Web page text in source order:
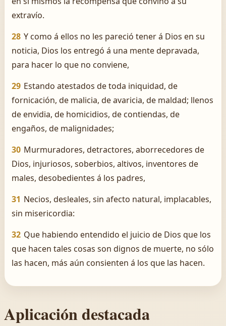
extravío.
28 Y como á ellos no les pareció tener á Dios en su
noticia, Dios los entregó á una mente depravada,
para hacer lo que no conviene,
29 Estando atestados de toda iniquidad, de
fornicación, de malicia, de avaricia, de maldad; llenos
de envidia, de homicidios, de contiendas, de
engaños, de malignidades;
30 Murmuradores, detractores, aborrecedores de
Dios, injuriosos, soberbios, altivos, inventores de
males, desobedientes á los padres,
31 Necios, desleales, sin afecto natural, implacables,
sin misericordia:
32 Que habiendo entendido el juicio de Dios que los
que hacen tales cosas son dignos de muerte, no sólo
las hacen, más aún consienten á los que las hacen.
Aplicación destacada